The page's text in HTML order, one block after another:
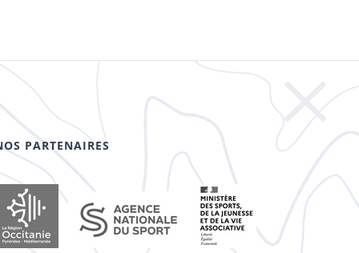
PARTENAIRES